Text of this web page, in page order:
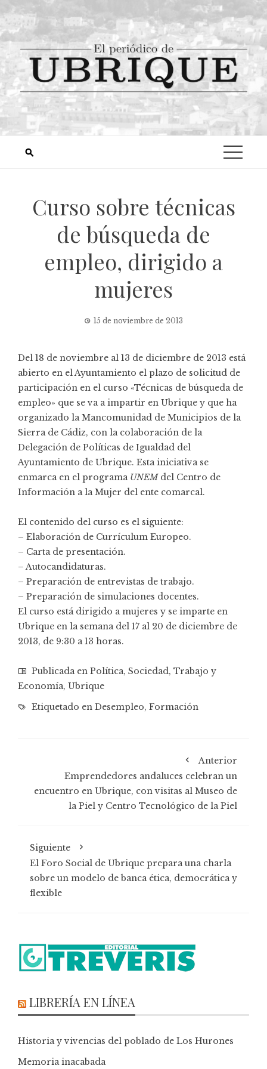
Curso sobre técnicas
de búsqueda de
empleo, dirigido a
mujeres
15 de noviembre de 2013
Del 18 de noviembre al 13 de diciembre de 2013 está
abierto en el Ayuntamiento el plazo de solicitud de
participación en el curso «Técnicas de búsqueda de
empleo» que se va a impartir en Ubrique y que ha
organizado la Mancomunidad de Municipios de la
Sierra de Cádiz, con la colaboración de la
Delegación de Políticas de Igualdad del
Ayuntamiento de Ubrique. Esta iniciativa se
enmarca en el programa UNEMdel Centro de
Información a la Mujer del ente comarcal.
El contenido del curso es el siguiente:
– Elaboración de Currículum Europeo.
– Carta de presentación.
– Autocandidaturas.
– Preparación de entrevistas de trabajo.
– Preparación de simulaciones docentes.
El curso está dirigido a mujeres y se imparte en
Ubrique en la semana del 17 al 20 de diciembre de
2013, de 9:30 a 13 horas.
Publicada en Política, Sociedad, Trabajo y
Economía, Ubrique
Etiquetado en Desempleo, Formación
Anterior
Emprendedores andaluces celebran un
encuentro en Ubrique, con visitas al Museo de
la Piel y Centro Tecnológico de la Piel
Siguiente
El Foro Social de Ubrique prepara una charla
sobre un modelo de banca ética, democrática y
flexible
LIBRERÍA EN LÍNEA
Historia y vivencias del poblado de Los Hurones
Memoria inacabada